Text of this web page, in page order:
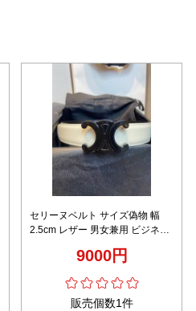
セリーヌベルト サイズ偽物 幅
2.5cm レザー 男女兼用 ビジネス
9000円
販売個数1件